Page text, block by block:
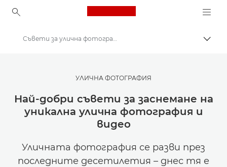
Canon Logo, back to
Вдъхновете се | Съвети за фотография и печат и ръководства за купувача
Съвети и техники за фотография и печат
Съвети за улична фотография
УЛИЧНА ФОТОГРАФИЯ
Най-добри съвети за заснемане на
уникална улична фотография и
видео
Уличната фотография се разви през
последните десетилетия – днес тя е